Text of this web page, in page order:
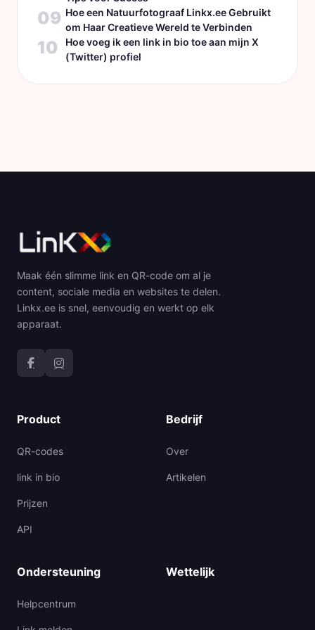
09 Hoe een Natuurfotograaf Linkx.ee Gebruikt
om Haar Creatieve Wereld te Verbinden
10
Hoe voeg ik een link in bio toe aan mijn X
(Twitter) profiel
Maak één slimme link en QR-code om al je
content, sociale media en websites te delen.
Linkx.ee is snel, eenvoudig en werkt op elk
apparaat.
Product
QR-codes
link in bio
Prijzen
API
Bedrijf
Over
Artikelen
Ondersteuning
Helpcentrum
Wettelijk